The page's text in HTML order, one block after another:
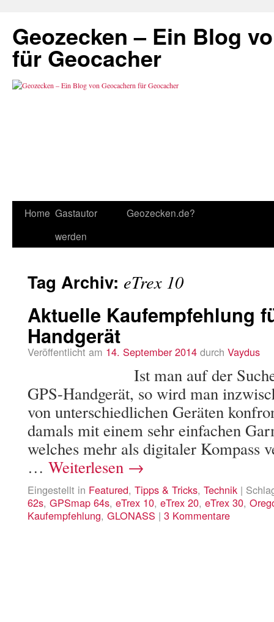
Geozecken – Ein Blog
für Geocacher
Home Gastautor
werden
Geozecken.de?
Tag Archiv: eTrex 10
Aktuelle Kaufempfehlung
Handgerät
Veröffentlicht am 14. September 2014 durch Vaydus
Ist man auf der
GPS-Handgerät, so wird man
von unterschiedlichen Geräten
damals mit einem sehr einfachen
welches mehr als digitaler Kompass
… Weiterlesen →
Eingestellt in Featured, Tipps & Tricks, Technik |
62s, GPSmap 64s, eTrex 10, eTrex 20, eTrex 30,
Kaufempfehlung, GLONASS | 3 Kommentare